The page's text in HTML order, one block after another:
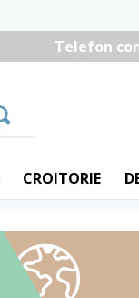
Telefon
CROITORIE